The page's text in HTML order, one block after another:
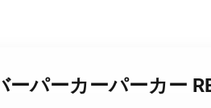
パーカーパーカー